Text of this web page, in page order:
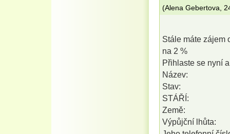
(Alena Gebertova
Stále máte zájem
na 2 %
Přihlaste se nyní
Název:
Stav:
STÁŘÍ:
Země:
Výpůjční lhůta: